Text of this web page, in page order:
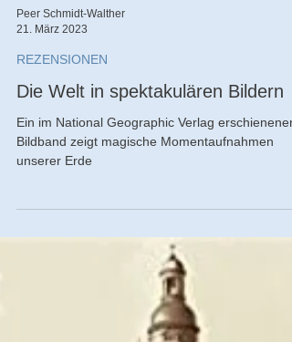
21. März 2023
REZENSIONEN
Die Welt in spektakulären Bildern
Ein im National Geographic Verlag erschienener